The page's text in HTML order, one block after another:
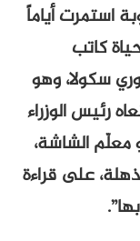
بعد غيبوبة استمرت أياماً
كاتب
سكولا، وهو
رئيس الوزراء
معلّم الشاشة،
على قراءة